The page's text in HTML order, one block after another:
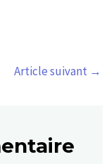
Article suivant →